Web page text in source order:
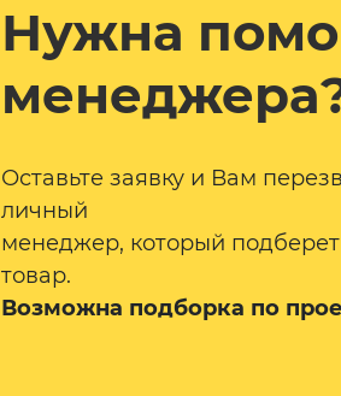
Нужна
Оставьте заявку и Вам
личный
менеджер, который
товар.
Возможна подборка по